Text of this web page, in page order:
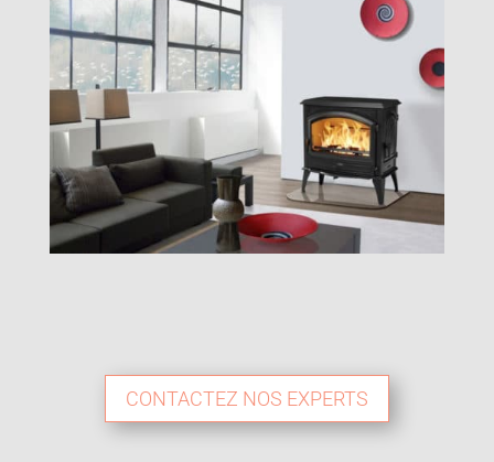
CONTACTEZ NOS EXPERTS